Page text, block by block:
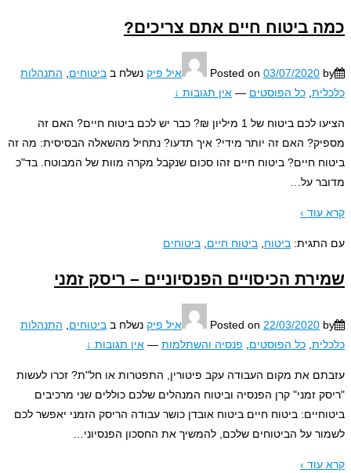
ביטוח חיים אתם צריכים?
Posted on03/07/2020 איל פיק נשלח בביטוחים,התנהלות
,כל הפוסטים — אין תגובות ↓
הציעו לכם ביטוח של 1 מיליון ₪? כבר יש לכם ביטוח חיים? האם זה
האם זה יותר מידי? איך תדעו? נתחיל מהשאלה הבסיסית: מה זה
חיים? ביטוח חיים זהו סכום שנקבל מקרה מוות של המבוטח. בד"כ
על…
›
ביטוח,ביטוח חיים ,ביטוחים
הכיסויים הפנסיוניים – ריסק זמני
Posted on22/03/2020 איל פיק נשלח בביטוחים,התנהלות
,כל הפוסטים,פנסיה והשתלמות — אין תגובות ↓
את מקום העבודה עקב פיטורין, התפטרות או חל"ת? זכרו לעשות
זמני" קרן הפנסיה וביטוח המנהלים שלכם כוללים שני מרכיבים
ביטוח חיים ביטוח אובדן כושר עבודה הריסק הזמני יאפשר לכם
על הביטוחים שלכם, להמשיך את החסכון הפנסיוני…
›